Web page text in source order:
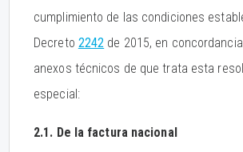
cumplimiento de las condiciones
Decreto 2242 de 2015, en
anexos técnicos de que trata esta
especial:
2.1. De la factura nacional